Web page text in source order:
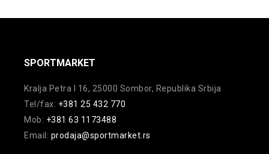
SPORTMARKET
Kralja Petra I 16, 25000 Sombor, Republika Srbija
Tel/fax: +381 25 432 770
Mob: +381 63 1173488
Email: prodaja@sportmarket.rs